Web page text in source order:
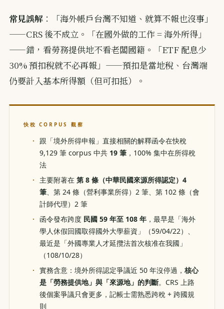
常見誤解 ：「海外帳戶台灣不知道、就算不報也沒事」
——CRS 後不成立。「在國外做的工作 = 海外所得」
——錯，看勞務提供地不看老闆國籍。「ETF 配息少
30% 預扣稅就不必再報」——預扣是當地稅、台灣端
仍要計入基本所得額（但可扣抵）。
快稅 CORPUS 觀察
跟「境外所得申報」直接相關的解釋函令在快稅
9,129 筆 corpus 中共 19 筆 ，100% 集中在所得稅
法
主要附著在 第 8 條（中華民國來源所得認定）4
筆、第 24 條（營利事業所得）2 筆、第 102 條（會
計師代理）2 筆
函令發布跨度 民國 59 年至 108 年 ，最早是「海外
學人休假回國取得國外大學薪資」（59/04/22）、
最近是「外國專業人才延攬法首次核准在我國」
（108/10/28）
實務含意：境外所得認定爭議近 50 年沒停過， 核心
是「勞務提供地」與「來源地」的判斷。CRS 上路
後個案爭議只會更多，記帳士需熟悉跨稅 + 跨國規
則